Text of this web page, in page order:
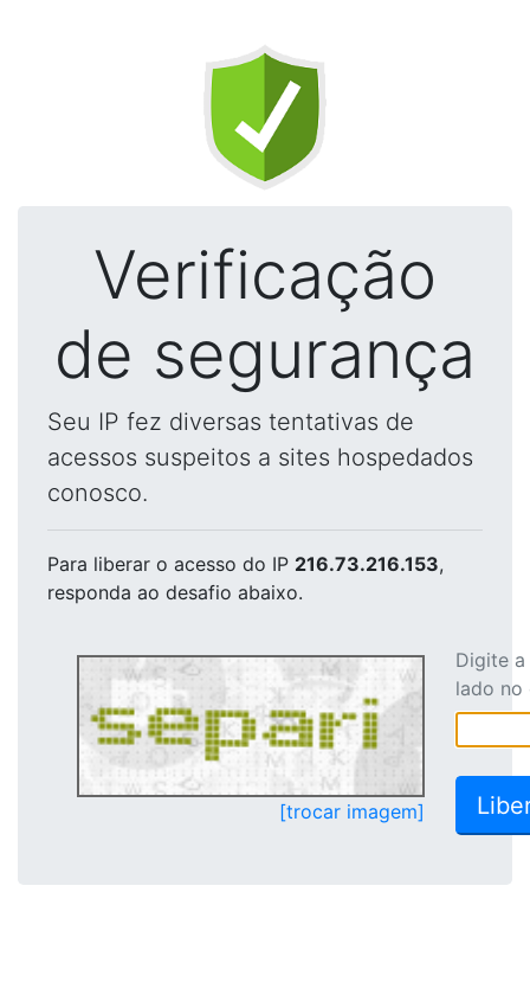
Verificação
de segurança
Seu IP fez diversas tentativas de
acessos suspeitos a sites hospedados
conosco.
Para liberar o acesso do IP 216.73.216.153,
responda ao desafio abaixo.
[trocar imagem]
Digite
lado no